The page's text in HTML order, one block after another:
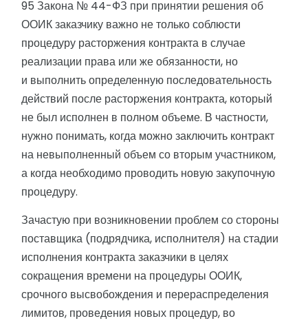
95 Закона № 44-ФЗ при принятии решения об
ООИК заказчику важно не только соблюсти
процедуру расторжения контракта в случае
реализации права или же обязанности, но
и выполнить определенную последовательность
действий после расторжения контракта, который
не был исполнен в полном объеме. В частности,
нужно понимать, когда можно заключить контракт
на невыполненный объем со вторым участником,
а когда необходимо проводить новую закупочную
процедуру.
Зачастую при возникновении проблем со стороны
поставщика (подрядчика, исполнителя) на стадии
исполнения контракта заказчики в целях
сокращения времени на процедуры ООИК,
срочного высвобождения и перераспределения
лимитов, проведения новых процедур, во